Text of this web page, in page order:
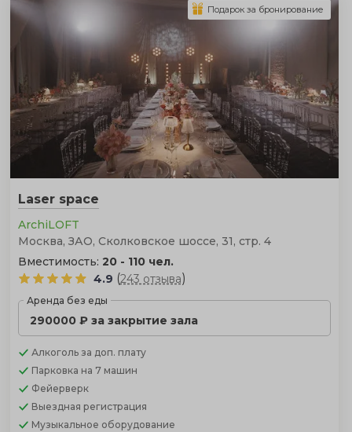
Laser space
ArchiLOFT
Москва, ЗАО, Сколковское шоссе, 31, стр. 4
Вместимость: 20 - 110 чел.
4.9 (243 отзыва)
Аренда без еды
290000 ₽ за закрытие зала
Алкоголь за доп. плату
Парковка на 7 машин
Фейерверк
Выездная регистрация
Музыкальное оборудование
Подарок за бронирование